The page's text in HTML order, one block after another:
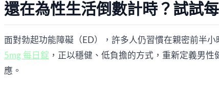
還在為性生活倒數計時？試試
面對勃起功能障礙（ED），許多人仍習慣在親密前半
5mg 每日錠 ，正以穩健、低負擔的方式，重新定義男
應。